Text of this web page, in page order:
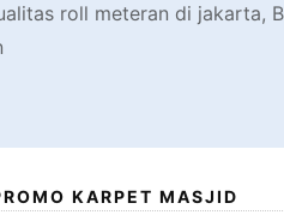
roll meteran di jakarta,
KARPET MASJID